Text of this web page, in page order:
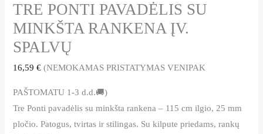
TRE PONTI PAVADĖLIS SU
MINKŠTA RANKENA ĮV.
SPALVŲ
16,59€ (NEMOKAMAS PRISTATYMAS VENIPAK
PAŠTOMATU 1-3 d.d.🚚)
Tre Ponti pavadėlis su minkšta rankena – 115 cm ilgio, 25 mm
pločio. Patogus, tvirtas ir stilingas. Su kilpute priedams, rankų